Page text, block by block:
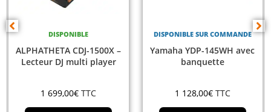
DISPONIBLE
ALPHATHETA CDJ-1500X –
Lecteur DJ multi player
1 699,00€ TTC
DISPONIBLE SUR COMMANDE
Yamaha YDP-145WH avec
banquette
1 128,00€ TTC